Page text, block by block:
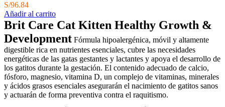
S/96.84
Añadir al carrito
Brit Care Cat Kitten Healthy Growth &
Development Fórmula hipoalergénica, móvil y altamente
digestible rica en nutrientes esenciales, cubre las necesidades
energéticas de las gatas gestantes y lactantes y apoya el desarrollo de
los gatitos durante la gestación. El contenido adecuado de calcio,
fósforo, magnesio, vitamina D, un complejo de vitaminas, minerales
y ácidos grasos esenciales asegurarán el nacimiento de gatitos sanos
y actuarán de forma preventiva contra el raquitismo.